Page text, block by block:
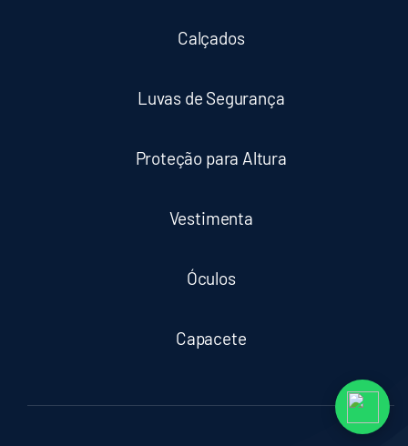
Calçados
Luvas de Segurança
Proteção para Altura
Vestimenta
Óculos
Capacete